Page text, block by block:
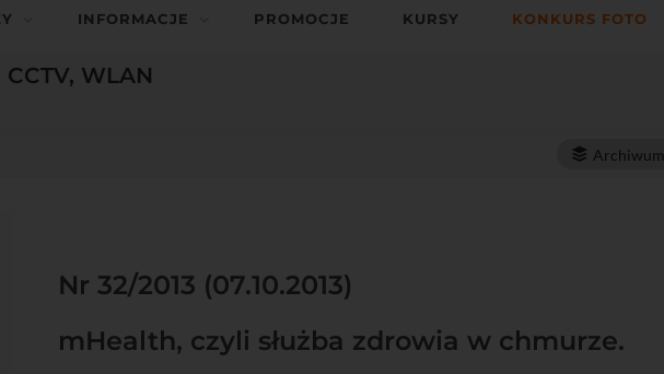
INFORMACJE PROMOCJE KURSY KONKURS FOTO
CCTV, WLAN
Archiwum
Nr 32/2013 (07.10.2013)
mHealth, czyli służba zdrowia w chmurze.